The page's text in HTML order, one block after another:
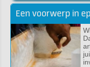
Een voorwerp in